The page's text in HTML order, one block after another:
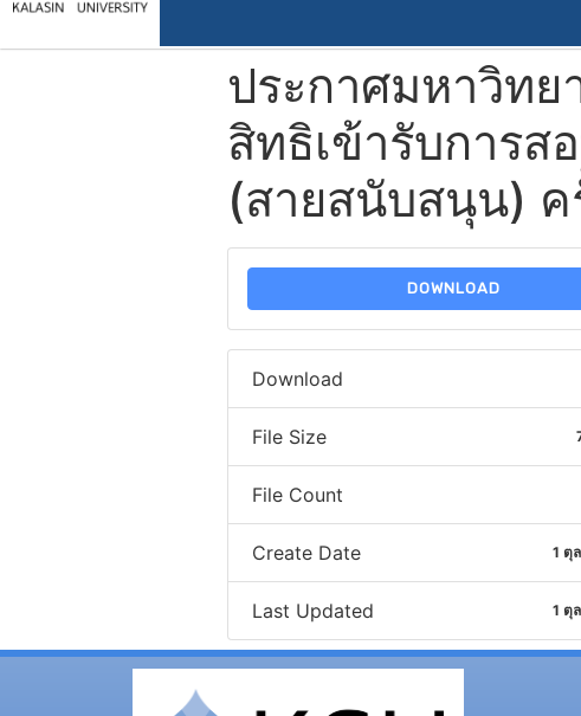
ประกาศมหาวิทย
สิทธิเข้ารับการส
(สายสนับสนุน) ค
DOWNLOAD
Download
File Size
File Count
Create Date 1 ตุ
Last Updated 1 ตุ